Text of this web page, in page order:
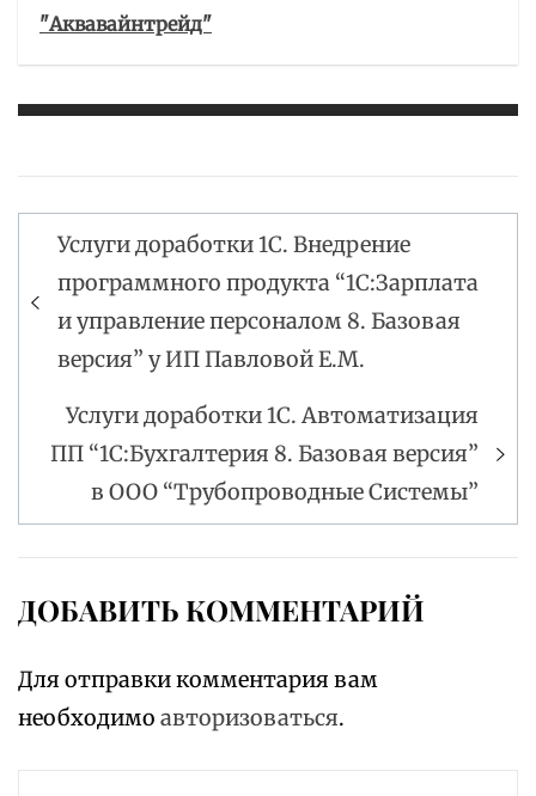
"Аквавайнтрейд"
Навигация
по
записям
Услуги доработки 1С. Внедрение
программного продукта “1С:Зарплата
и управление персоналом 8. Базовая
версия” у ИП Павловой Е.М.
Услуги доработки 1С. Автоматизация
ПП “1С:Бухгалтерия 8. Базовая версия”
в ООО “Трубопроводные Системы”
ДОБАВИТЬ КОММЕНТАРИЙ
Для отправки комментария вам
необходимо авторизоваться.